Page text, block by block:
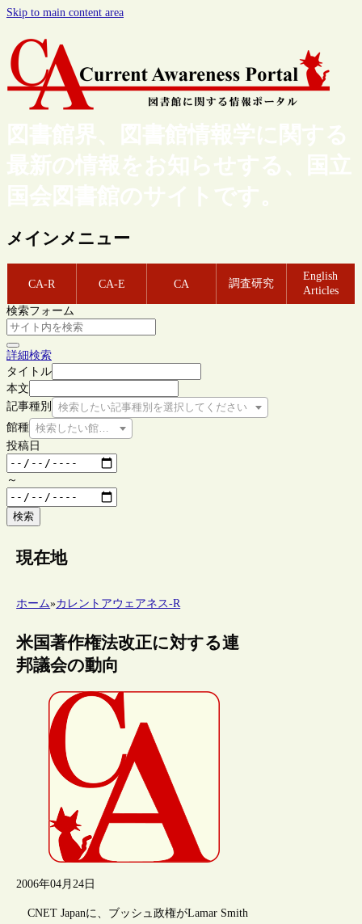
Skip to main content area
図書館界、図書館情報学に関する
最新の情報をお知らせする、国立
国会図書館のサイトです。
メインメニュー
CA-R CA-E CA 調査研究
English
Articles
検索フォーム
詳細検索
タイトル
本文
記事種別
検索したい記事種別を選択してください
館種 検索したい館種を選択してください
投稿日
～
検索
現在地
ホーム»カレントアウェアネス-R
米国著作権法改正に対する連
邦議会の動向
2006年04月24日
CNET Japanに、ブッシュ政権がLamar Smith